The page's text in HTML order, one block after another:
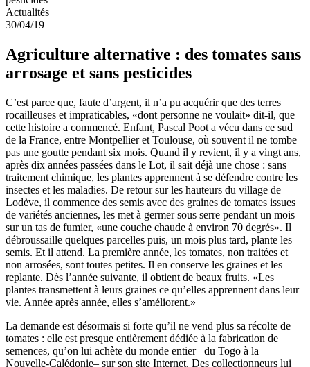
Actualités
30/04/19
Agriculture alternative : des tomates sans
arrosage et sans pesticides
C’est parce que, faute d’argent, il n’a pu acquérir que des terres
rocailleuses et impraticables, «dont personne ne voulait» dit-il, que
cette histoire a commencé. Enfant, Pascal Poot a vécu dans ce sud
de la France, entre Montpellier et Toulouse, où souvent il ne tombe
pas une goutte pendant six mois. Quand il y revient, il y a vingt ans,
après dix années passées dans le Lot, il sait déjà une chose : sans
traitement chimique, les plantes apprennent à se défendre contre les
insectes et les maladies. De retour sur les hauteurs du village de
Lodève, il commence des semis avec des graines de tomates issues
de variétés anciennes, les met à germer sous serre pendant un mois
sur un tas de fumier, «une couche chaude à environ 70 degrés». Il
débroussaille quelques parcelles puis, un mois plus tard, plante les
semis. Et il attend. La première année, les tomates, non traitées et
non arrosées, sont toutes petites. Il en conserve les graines et les
replante. Dès l’année suivante, il obtient de beaux fruits. «Les
plantes transmettent à leurs graines ce qu’elles apprennent dans leur
vie. Année après année, elles s’améliorent.»
La demande est désormais si forte qu’il ne vend plus sa récolte de
tomates : elle est presque entièrement dédiée à la fabrication de
semences, qu’on lui achète du monde entier –du Togo à la
Nouvelle-Calédonie– sur son site Internet. Des collectionneurs lui